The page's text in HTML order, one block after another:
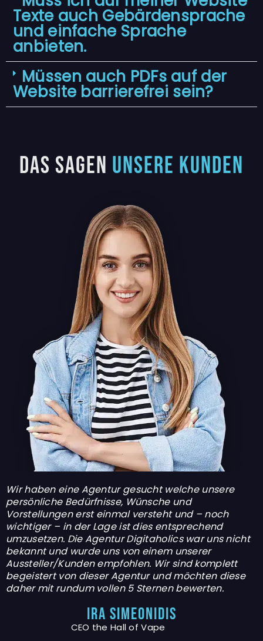
Texte auch Gebärdensprache
und einfache Sprache
anbieten.
Müssen auch PDFs auf der
Website barrierefrei sein?
Das sagen unsere Kunden
Wir haben eine Agentur gesucht welche unsere
persönliche Bedürfnisse, Wünsche und
Vorstellungen erst einmal versteht und – noch
wichtiger – in der Lage ist dies entsprechend
umzusetzen. Die Agentur Digitaholics war uns nicht
bekannt und wurde uns von einem unserer
Aussteller/Kunden empfohlen. Wir sind komplett
begeistert von dieser Agentur und möchten diese
daher mit rundum vollen 5 Sternen bewerten.
IRA SIMEONIDIS
CEO the Hall of Vape